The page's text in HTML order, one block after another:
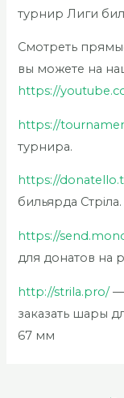
турнир Лиги
Смотреть
вы можете на
https://
https://
турнира.
https://
бильярда Стріла.
https://
для донатов на
http://strila.pro/—
заказать шары
67 мм